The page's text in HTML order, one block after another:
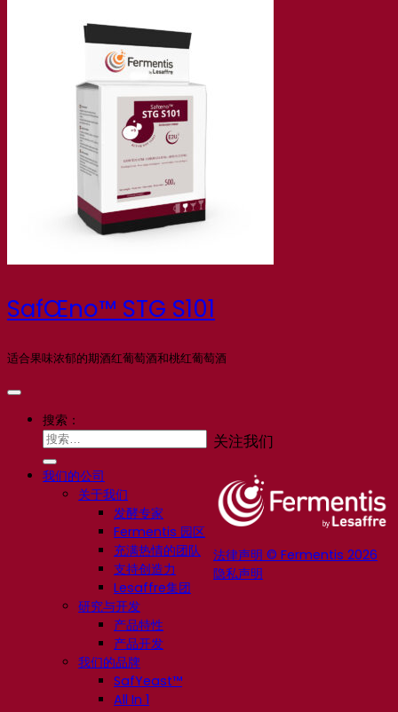
SafŒno™ STG S101
适合果味浓郁的期酒红葡萄酒和桃红葡萄酒
关注我们
法律声明 © Fermentis 2026
隐私声明
搜索：
我们的公司
关于我们
发酵专家
Fermentis 园区
充满热情的团队
支持创造力
Lesaffre集团
研究与开发
产品特性
产品开发
我们的品牌
SafYeast™
All In 1